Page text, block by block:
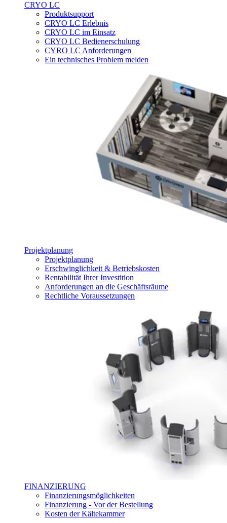
CRYO LC
Produktsupport
CRYO LC Erlebnis
CRYO LC im Einsatz
CRYO LC Bedienerschulung
CYRO LC Anforderungen
Ein technisches Problem melden
Projektplanung
Projektplanung
Erschwinglichkeit & Betriebskosten
Rentabilität Ihrer Investition
Anforderungen an die Geschäftsräume
Rechtliche Voraussetzungen
FINANZIERUNG
Finanzierungsmöglichkeiten
Finanzierung - Vor der Bestellung
Kosten der Kältekammer